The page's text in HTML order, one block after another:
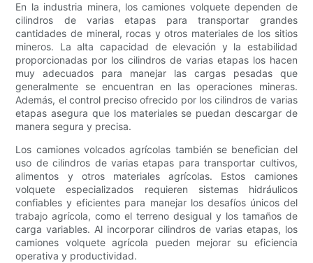
En la industria minera, los camiones volquete dependen de
cilindros de varias etapas para transportar grandes
cantidades de mineral, rocas y otros materiales de los sitios
mineros. La alta capacidad de elevación y la estabilidad
proporcionadas por los cilindros de varias etapas los hacen
muy adecuados para manejar las cargas pesadas que
generalmente se encuentran en las operaciones mineras.
Además, el control preciso ofrecido por los cilindros de varias
etapas asegura que los materiales se puedan descargar de
manera segura y precisa.
Los camiones volcados agrícolas también se benefician del
uso de cilindros de varias etapas para transportar cultivos,
alimentos y otros materiales agrícolas. Estos camiones
volquete especializados requieren sistemas hidráulicos
confiables y eficientes para manejar los desafíos únicos del
trabajo agrícola, como el terreno desigual y los tamaños de
carga variables. Al incorporar cilindros de varias etapas, los
camiones volquete agrícola pueden mejorar su eficiencia
operativa y productividad.